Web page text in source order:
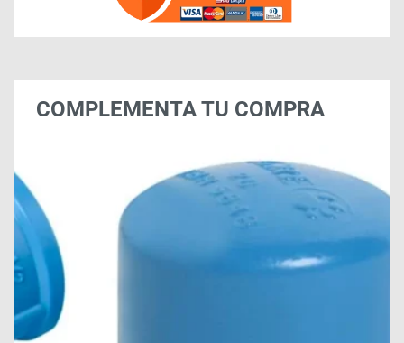
COMPLEMENTA TU COMPRA